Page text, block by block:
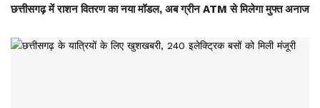
छत्तीसगढ़ में राशन वितरण का नया मॉडल, अब ग्रीन ATM से मिलेगा मुफ्त अनाज